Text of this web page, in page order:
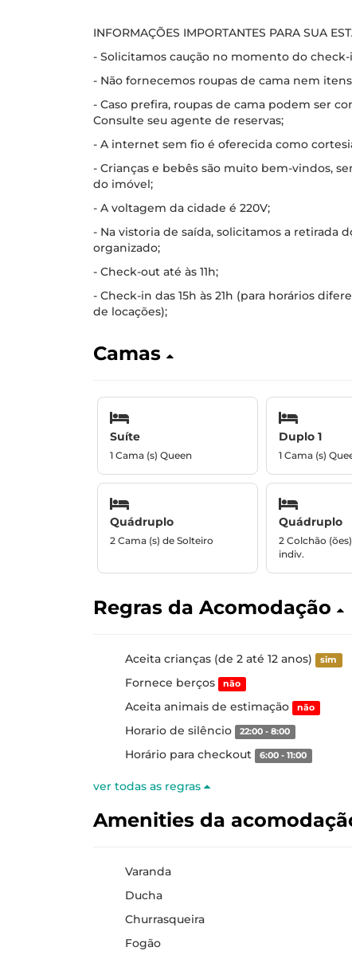
INFORMAÇÕES IMPORTANTES PARA SUA
- Solicitamos caução no momento do check-
- Não fornecemos roupas de cama nem
- Caso prefira, roupas de cama podem ser
Consulte seu agente de reservas;
- A internet sem fio é oferecida como
- Crianças e bebês são muito bem-vindos,
do imóvel;
- A voltagem da cidade é 220V;
- Na vistoria de saída, solicitamos a retirada
organizado;
- Check-out até às 11h;
- Check-in das 15h às 21h (para horários
de locações);
Camas
Suíte
1 Cama (s) Queen
Duplo 1
1 Cama (s)
Quádruplo
2 Cama (s) de Solteiro
Quádruplo
2 Colchão
indiv.
Regras da Acomodação
Aceita crianças (de 2 até 12 anos) sim
Fornece berços não
Aceita animais de estimação não
Horario de silêncio 22:00 - 8:00
Horário para checkout 6:00 - 11:00
ver todas as regras
Amenities da
Varanda
Ducha
Churrasqueira
Fogão